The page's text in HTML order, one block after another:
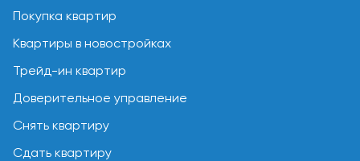
Покупка квартир
Квартиры в новостройках
Трейд-ин квартир
Доверительное управление
Снять квартиру
Сдать квартиру